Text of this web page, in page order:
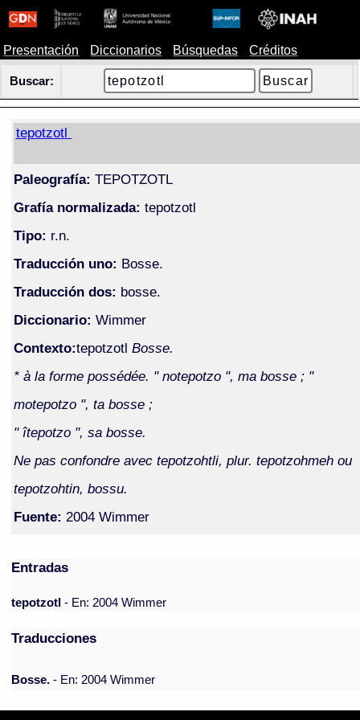
Presentación Diccionarios Búsquedas Créditos
Buscar:
tepotzotl
Paleografía: TEPOTZOTL
Grafía normalizada: tepotzotl
Tipo: r.n.
Traducción uno: Bosse.
Traducción dos: bosse.
Diccionario: Wimmer
Contexto:tepotzotl Bosse.
* à la forme possédée. " notepotzo ", ma bosse ; "
motepotzo ", ta bosse ;
" îtepotzo ", sa bosse.
Ne pas confondre avec tepotzohtli, plur. tepotzohmeh ou
tepotzohtin, bossu.
Fuente: 2004 Wimmer
Entradas
tepotzotl- En: 2004 Wimmer
Traducciones
Bosse. - En: 2004 Wimmer